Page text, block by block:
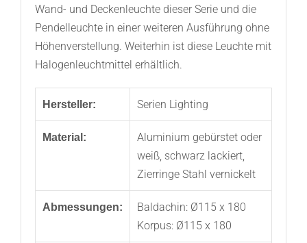
Wand- und Deckenleuchte dieser Serie und die
Pendelleuchte in einer weiteren Ausführung ohne
Höhenverstellung. Weiterhin ist diese Leuchte mit
Halogenleuchtmittel erhältlich.
Hersteller: Serien Lighting
Material:
Aluminium gebürstet oder
weiß, schwarz lackiert,
Zierringe Stahl vernickelt
Abmessungen:
Baldachin: Ø115 x 180
Korpus: Ø115 x 180